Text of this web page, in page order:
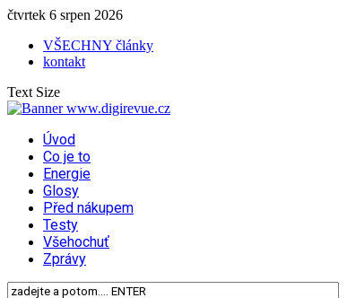
čtvrtek 6 srpen 2026
VŠECHNY články
kontakt
Text Size
Úvod
Co je to
Energie
Glosy
Před nákupem
Testy
Všehochuť
Zprávy